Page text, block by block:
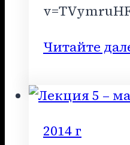
Читайте
2014 г